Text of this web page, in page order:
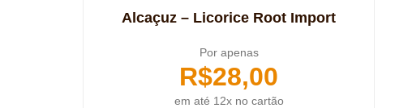
Alcaçuz – Licorice Root Import
Por apenas
R$28,00
em até 12x no cartão